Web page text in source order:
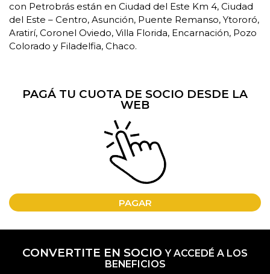
con Petrobrás están en Ciudad del Este Km 4, Ciudad
del Este – Centro, Asunción, Puente Remanso, Ytororó,
Aratirí, Coronel Oviedo, Villa Florida, Encarnación, Pozo
Colorado y Filadelfia, Chaco.
PAGÁ TU CUOTA DE SOCIO DESDE LA
WEB
PAGAR
CONVERTITE EN SOCIOY ACCEDÉ A LOS
BENEFICIOS